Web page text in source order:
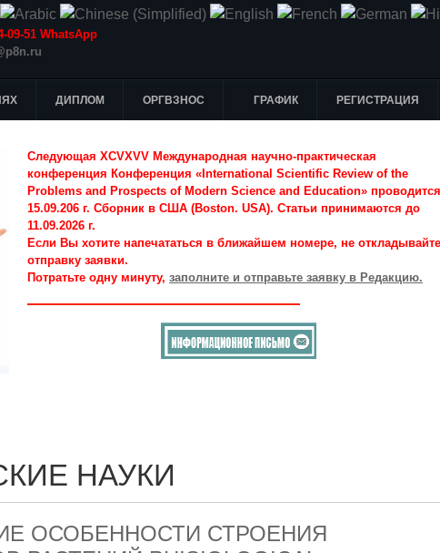
09-51 WhatsApp
ДИПЛОМ ОРГВЗНОС ГРАФИК РЕГИСТРАЦИЯ
Следующая XCVXVV Международная научно-практическая
конференция Конференция «International Scientific Review of the
Problems and Prospects of Modern Science and Education» проводится
15.09.206 г. Сборник в США (Boston. USA). Статьи принимаются до
11.09.2026 г.
Если Вы хотите напечататься в ближайшем номере, не откладывайте
отправку заявки.
Потратьте одну минуту, заполните и отправьте заявку в Редакцию.
НАУКИ
ОСОБЕННОСТИ СТРОЕНИЯ